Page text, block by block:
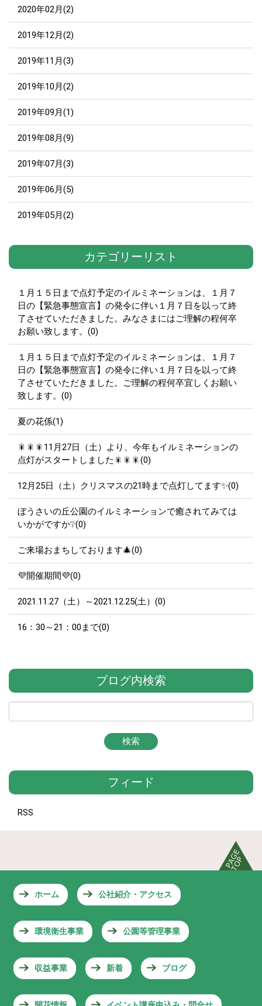
2020年02月(2)
2019年12月(2)
2019年11月(3)
2019年10月(2)
2019年09月(1)
2019年08月(9)
2019年07月(3)
2019年06月(5)
2019年05月(2)
カテゴリーリスト
１月１５日まで点灯予定のイルミネーションは、１月７
日の【緊急事態宣言】の発令に伴い１月７日を以って終
了させていただきました。みなさまにはご理解の程何卒
お願い致します。(0)
１月１５日まで点灯予定のイルミネーションは、１月７
日の【緊急事態宣言】の発令に伴い１月７日を以って終
了させていただきました。ご理解の程何卒宜しくお願い
致します。(0)
夏の花係(1)
🎇🎇🎇11月27日（土）より、今年もイルミネーションの
点灯がスタートしました🎇🎇🎇(0)
12月25日（土）クリスマスの21時まで点灯してます✨(0)
ぼうさいの丘公園のイルミネーションで癒されてみては
いかがですか❔(0)
ご来場おまちしております🎄(0)
💜開催期間💜(0)
2021.11.27（土）～2021.12.25(土）(0)
16：30～21：00まで(0)
ブログ内検索
フィード
RSS
ホーム 公社紹介・アクセス
環境衛生事業 公園等管理事業
収益事業 新着 ブログ